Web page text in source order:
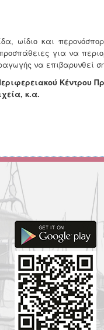
ωίδιο και
για να
να επιβαρυνθεί
Κέντρου
κ.α.